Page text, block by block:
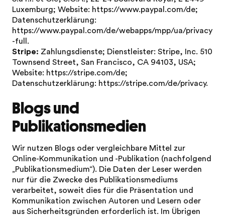
Luxemburg; Website: https://www.paypal.com/de;
Datenschutzerklärung:
https://www.paypal.com/de/webapps/mpp/ua/privacy
-full .
Stripe: Zahlungsdienste; Dienstleister: Stripe, Inc. 510
Townsend Street, San Francisco, CA 94103, USA;
Website: https://stripe.com/de;
Datenschutzerklärung: https://stripe.com/de/privacy.
Blogs und
Publikationsmedien
Wir nutzen Blogs oder vergleichbare Mittel zur
Online-Kommunikation und -Publikation (nachfolgend
„Publikationsmedium“). Die Daten der Leser werden
nur für die Zwecke des Publikationsmediums
verarbeitet, soweit dies für die Präsentation und
Kommunikation zwischen Autoren und Lesern oder
aus Sicherheitsgründen erforderlich ist. Im Übrigen